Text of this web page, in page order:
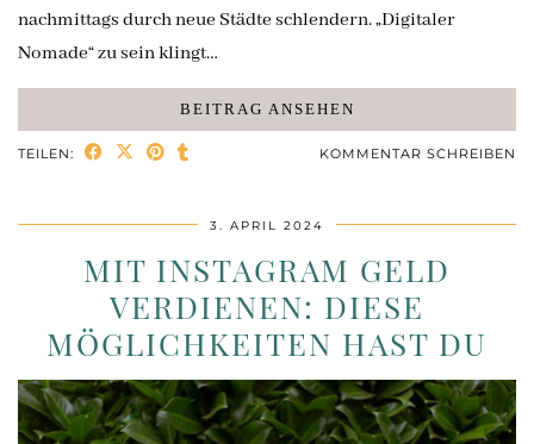
nachmittags durch neue Städte schlendern. „Digitaler
Nomade“ zu sein klingt…
BEITRAG ANSEHEN
TEILEN: KOMMENTAR SCHREIBEN
3. APRIL 2024
MIT INSTAGRAM GELD
VERDIENEN: DIESE
MÖGLICHKEITEN HAST DU